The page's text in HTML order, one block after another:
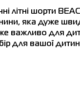
літні шорти
яка дуже
важливо для
для вашої